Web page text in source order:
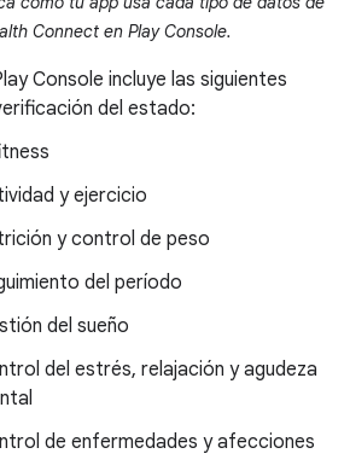
Connect en Play Console.
Console incluye las siguientes
del estado:
y ejercicio
y control de peso
del período
del sueño
del estrés, relajación y agudeza
de enfermedades y afecciones